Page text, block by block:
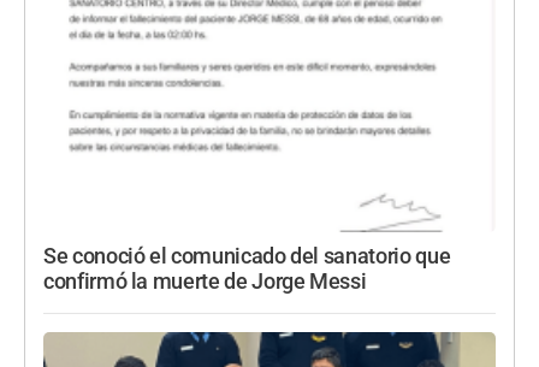
Se conoció el comunicado del sanatorio que
confirmó la muerte de Jorge Messi